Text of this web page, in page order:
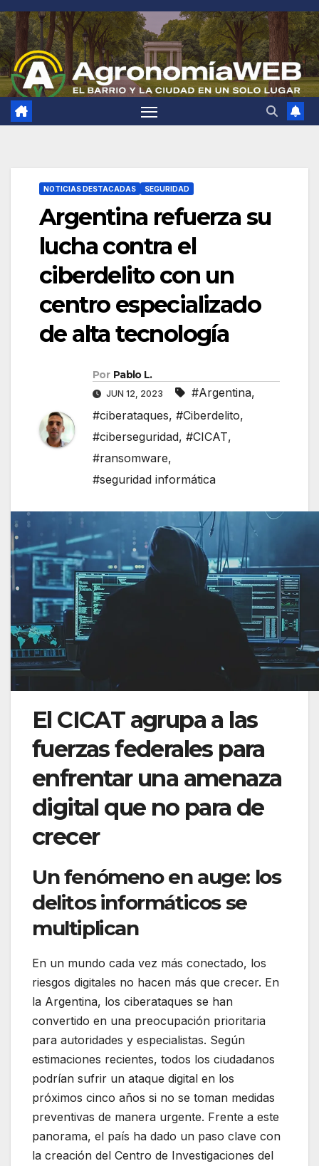
Saltar
al
contenido
NOTICIAS DESTACADAS SEGURIDAD
Argentina refuerza su
lucha contra el
ciberdelito con un
centro especializado
de alta tecnología
Por Pablo L.
JUN 12, 2023 #Argentina,
#ciberataques, #Ciberdelito,
#ciberseguridad, #CICAT,
#ransomware,
#seguridad informática
El CICAT agrupa a las
fuerzas federales para
enfrentar una amenaza
digital que no para de
crecer
Un fenómeno en auge: los
delitos informáticos se
multiplican
En un mundo cada vez más conectado, los
riesgos digitales no hacen más que crecer. En
la Argentina, los ciberataques se han
convertido en una preocupación prioritaria
para autoridades y especialistas. Según
estimaciones recientes, todos los ciudadanos
podrían sufrir un ataque digital en los
próximos cinco años si no se toman medidas
preventivas de manera urgente. Frente a este
panorama, el país ha dado un paso clave con
la creación del Centro de Investigaciones del